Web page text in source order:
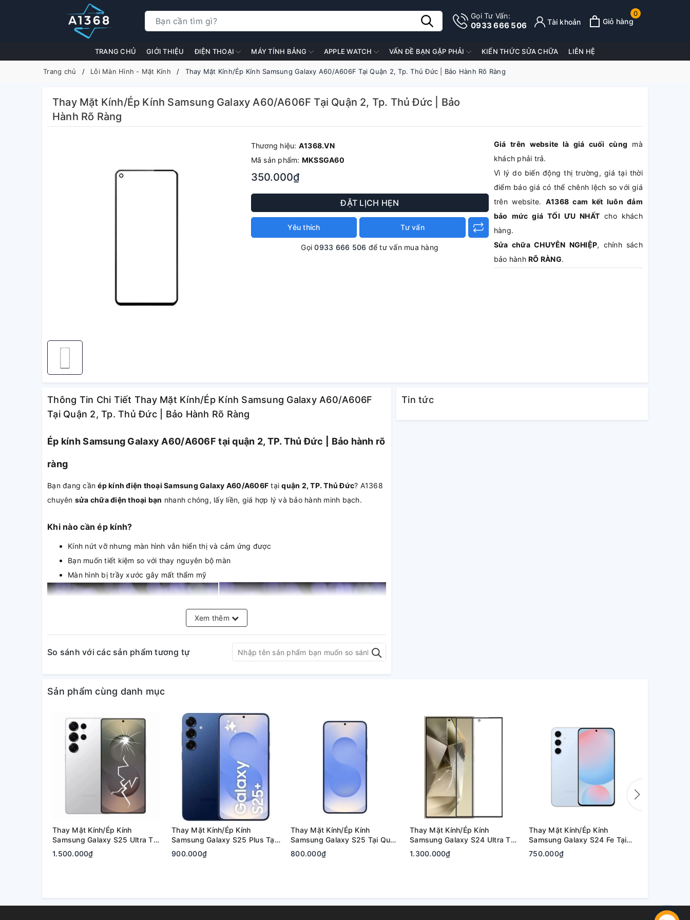
Gọi Tư Vấn:
0933 666 506 Tài khoản
0
Giỏ hàng
TRANG CHỦ GIỚI THIỆU ĐIỆN THOẠI MÁY TÍNH BẢNG APPLE WATCH VẤN ĐỀ BẠN GẶP PHẢI KIẾN THỨC SỬA CHỮA LIÊN HỆ
Trang chủ Lỗi Màn Hình - Mặt Kính Thay Mặt Kính/Ép Kính Samsung Galaxy A60/A606F Tại Quận 2, Tp. Thủ Đức | Bảo Hành Rõ Ràng
Thay Mặt Kính/Ép Kính Samsung Galaxy A60/A606F Tại Quận 2, Tp. Thủ Đức | Bảo
Hành Rõ Ràng
Thương hiệu: A1368.VN
Mã sản phẩm: MKSSGA60
350.000₫
ĐẶT LỊCH HẸN
Yêu thích Tư vấn
Gọi0933 666 506 để tư vấn mua hàng
Giá trên website là giá cuối cùng mà
khách phải trả.
Vì lý do biến động thị trường, giá tại thời
điểm báo giá có thể chênh lệch so với giá
trên website. A1368 cam kết luôn đảm
bảo mức giá TỐI ƯU NHẤT cho khách
hàng.
Sửa chữa CHUYÊN NGHIỆP, chính sách
bảo hànhRÕ RÀNG.
Thông Tin Chi Tiết Thay Mặt Kính/Ép Kính Samsung Galaxy A60/A606F
Tại Quận 2, Tp. Thủ Đức | Bảo Hành Rõ Ràng
Ép kính Samsung Galaxy A60/A606F tại quận 2, TP. Thủ Đức | Bảo hành rõ
ràng
Bạn đang cầnép kính điện thoại Samsung Galaxy A60/A606F tạiquận 2, TP. Thủ Đức? A1368
chuyên sửa chữa điện thoại bạn nhanh chóng, lấy liền, giá hợp lý và bảo hành minh bạch.
Khi nào cần ép kính?
Kính nứt vỡ nhưng màn hình vẫn hiển thị và cảm ứng được
Bạn muốn tiết kiệm so với thay nguyên bộ màn
Màn hình bị trầy xước gây mất thẩm mỹ
Xem thêm
So sánh với các sản phẩm tương tự
Tin tức
Sản phẩm cùng danh mục
Thay Mặt Kính/Ép Kính
Samsung Galaxy S25 Ultra Tại
Quận 2, Tp. Thủ Đức | Bảo
Hành Rõ Ràng
1.500.000₫
Thay Mặt Kính/Ép Kính
Samsung Galaxy S25 Plus Tại
Quận 2, Tp. Thủ Đức | Bảo
Hành Rõ Ràng
900.000₫
Thay Mặt Kính/Ép Kính
Samsung Galaxy S25 Tại Quận
2, Tp. Thủ Đức | Bảo Hành Rõ
Ràng
800.000₫
Thay Mặt Kính/Ép Kính
Samsung Galaxy S24 Ultra Tại
Quận 2, Tp. Thủ Đức | Bảo
Hành Rõ Ràng
1.300.000₫
Thay Mặt Kính/Ép Kính
Samsung Galaxy S24 Fe Tại
Quận 2, Tp. Thủ Đức | Bảo
Hành Rõ Ràng
750.000₫